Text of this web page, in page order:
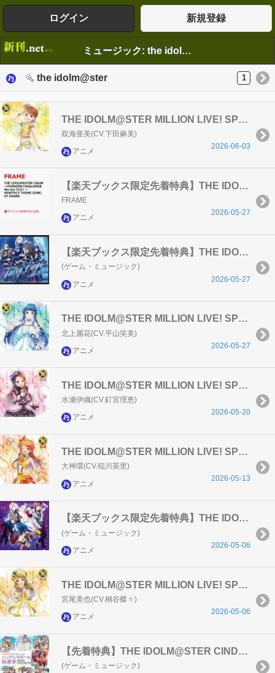
ログイン 新規登録
ミュージック: the idolm@ster
the idolm@ster 1
THE IDOLM@STER MILLION LIVE! SPECIAL SOLO RECORDS 双海亜美
双海亜美(CV.下田麻美)
アニメ
2026-06-03
【楽天ブックス限定先着特典】THE IDOLM@STER SideM 〜P@SSION CHALLENGE We are 315！〜 MONTHLY THEME SONG 07 FRAME(トレーディングカード)
FRAME
アニメ
2026-05-27
【楽天ブックス限定先着特典】THE IDOLM@STER MILLION BATTLE OF THE＠TER 07 Fairy Daysは絶え間ない(スマホサイズブロマイド89mm×62mm)
(ゲーム・ミュージック)
アニメ
2026-05-27
THE IDOLM@STER MILLION LIVE! SPECIAL SOLO RECORDS 北上麗花
北上麗花(CV.平山笑美)
アニメ
2026-05-27
THE IDOLM@STER MILLION LIVE! SPECIAL SOLO RECORDS 水瀬伊織
水瀬伊織(CV.釘宮理恵)
アニメ
2026-05-20
THE IDOLM@STER MILLION LIVE! SPECIAL SOLO RECORDS 大神環
大神環(CV.稲川英里)
アニメ
2026-05-13
【楽天ブックス限定先着特典】THE IDOLM@STER SideM TRANSCENDENT T@LES 08(トレーディングカード（91×55mm）)
(ゲーム・ミュージック)
アニメ
2026-05-06
THE IDOLM@STER MILLION LIVE! SPECIAL SOLO RECORDS 宮尾美也
宮尾美也(CV.桐谷蝶々)
アニメ
2026-05-06
【先着特典】THE IDOLM@STER CINDERELLA GIRLS シンデレラガール総選挙 SONG COLLECTION(A4クリアファイル)
(ゲーム・ミュージック)